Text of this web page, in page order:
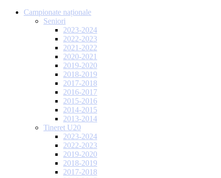
Campionate naționale
Seniori
2023-2024
2022-2023
2021-2022
2020-2021
2019-2020
2018-2019
2017-2018
2016-2017
2015-2016
2014-2015
2013-2014
Tineret U20
2023-2024
2022-2023
2019-2020
2018-2019
2017-2018